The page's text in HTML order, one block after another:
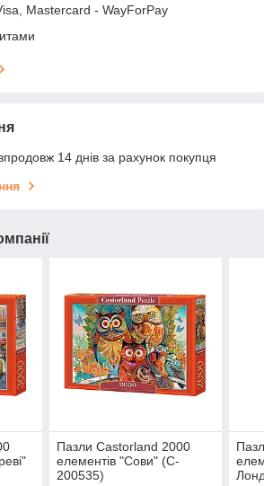
Mastercard - WayForPay
14 днів за рахунок покупця
Пазли Castorland 2000
елементів "Сови" (C-
200535)